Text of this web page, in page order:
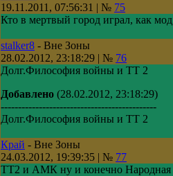
19.11.2011, 07:56:31 | № 75
Кто в мертвый город играл, как
stalker8 - Вне Зоны
28.02.2012, 23:18:29 | № 76
Долг.Философия войны и ТТ 2
Добавлено (28.02.2012, 23:18:29)
---------------------------------------------
Долг.Философия войны и ТТ 2
Край - Вне Зоны
24.03.2012, 19:39:35 | № 77
ТТ2 и АМК ну и конечно Народная